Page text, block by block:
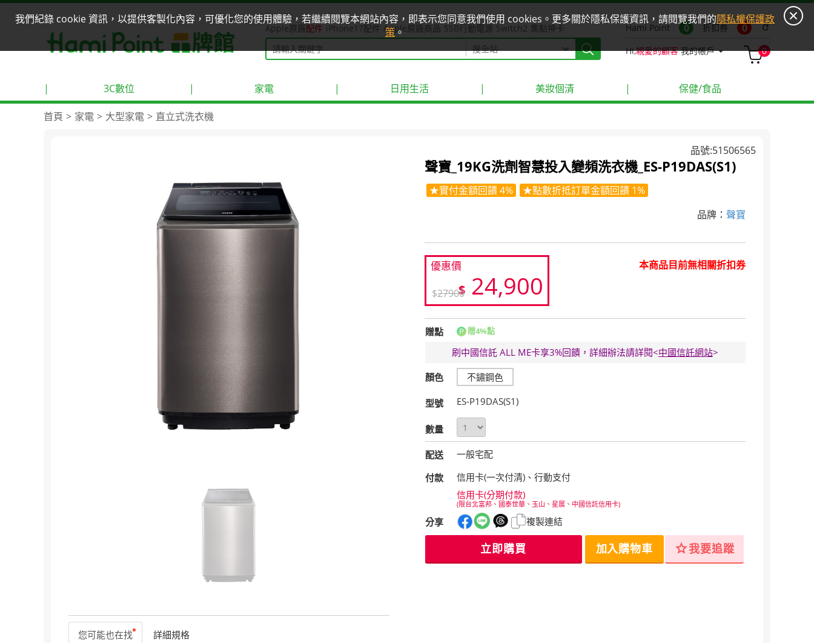
我們紀錄 cookie 資訊，以提供客製化內容，可優化您的使用體驗，若繼續閱覽本網站內容，即表示您同意我們使用 cookies。更多關於隱私保護資訊，請閱覽我們的隱私權保護政
策。
Apple原廠配件 iPhone17配件 Apple原廠商品 SSB行動電源 Switch2 集點神卡 Hami Point 0 折扣券 0 refresh
Hi,親愛的顧客 我的帳戶 0
| 3C數位 | 家電 | 日用生活 | 美妝個清 | 保健/食品
首頁 家電 大型家電 直立式洗衣機
品號:51506565
您可能也在找 詳細規格
聲寶_19KG洗劑智慧投入變頻洗衣機_ES-P19DAS(S1)
★實付金額回饋 4%
★點數折抵訂單金額回饋 1%
品牌： 聲寶
優惠價
$24,900
$27900
本商品目前無相關折扣券
贈點 贈4%點
刷中國信託 ALL ME卡享3%回饋，詳細辦法請詳閱<中國信託網站>
顏色 不鏽鋼色
型號 ES-P19DAS(S1)
數量
配送
一般宅配
付款
信用卡(一次付清)、行動支付
信用卡(分期付款)
(限台北富邦、國泰世華、玉山、星展、中國信託信用卡)
分享 複製連結
立即購買 加入購物車 star我要追蹤